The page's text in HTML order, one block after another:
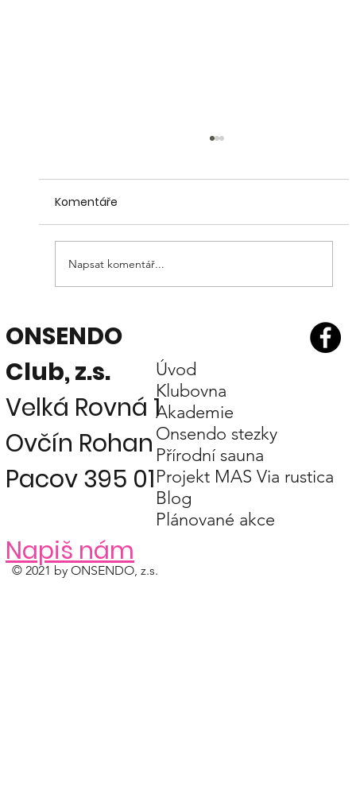
Žijeme v bodu obratu!? Část 3.
Holistické paradigma
Komentáře
Napsat komentář...
ONSENDO
Club, z.s.
Velká Rovná 1
Ovčín Rohan
Pacov 395 01
Napiš nám
© 2021 by ONSENDO, z.s.
Úvod
Klubovna
Akademie
Onsendo stezky
Přírodní sauna
Projekt MAS Via rustica
Blog
Plánované akce